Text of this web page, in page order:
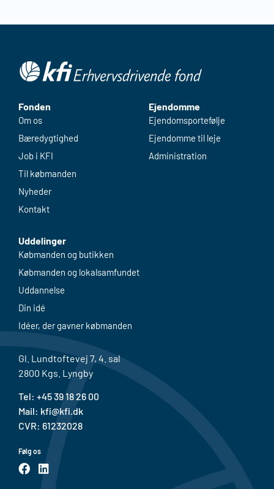
Gl. Lundtoftevej 7, 4. sal
2800 Kgs. Lyngby
Tel: +45 39 18 26 00
Mail: kfi@kfi.dk
CVR: 61232028
Følg os
F
a
L
i
Fonden
Om os
Bæredygtighed
Job i KFI
Til købmanden
Nyheder
Kontakt
Uddelinger
Købmanden og butikken
Købmanden og lokalsamfundet
Uddannelse
Din idé
Idéer, der gavner købmanden
Ejendomme
Ejendomsportefølje
Ejendomme til leje
Administration